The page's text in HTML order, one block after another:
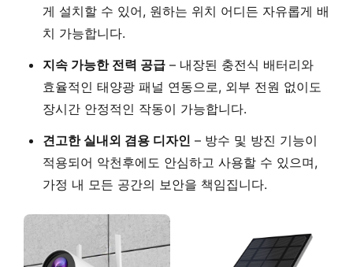
게 설치할 수 있어, 원하는 위치 어디든 자유롭게 배
치 가능합니다.
지속 가능한 전력 공급 – 내장된 충전식 배터리와
효율적인 태양광 패널 연동으로, 외부 전원 없이도
장시간 안정적인 작동이 가능합니다.
견고한 실내외 겸용 디자인 – 방수 및 방진 기능이
적용되어 악천후에도 안심하고 사용할 수 있으며,
가정 내 모든 공간의 보안을 책임집니다.